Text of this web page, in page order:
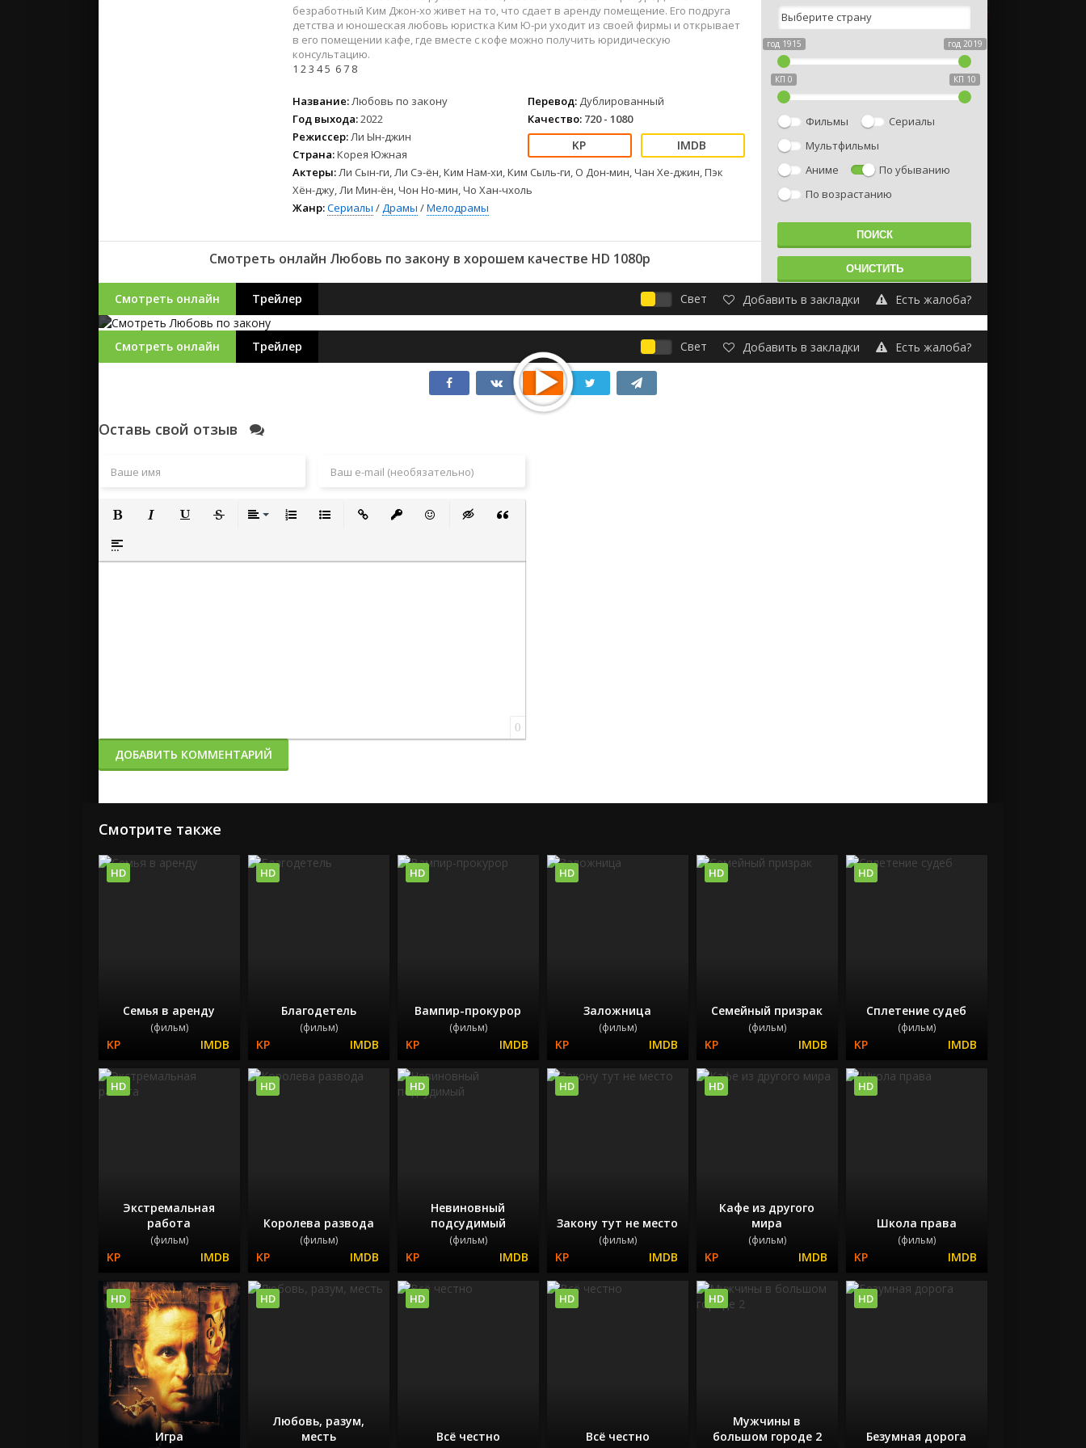
2022
2021
СССР
Зарубежные
Детские
Драмы
Спорт
Триллеры
Фэнтези
2022
2021
СССР
Фильмы из соцетей
безработный Ким Джон-хо живет на то, что сдает в аренду помещение. Его подруга
детства и юношеская любовь юристка Ким Ю-ри уходит из своей фирмы и открывает
в его помещении кафе, где вместе с кофе можно получить юридическую
консультацию.
1 23 45 67 8
Название:Любовь по закону
Год выхода:2022
Режиссер:Ли Ын-джин
Страна:Корея Южная
Перевод: Дублированный
Качество: 720 - 1080
Актеры:Ли Сын-ги, Ли Сэ-ён, Ким Нам-хи, Ким Сыль-ги, О Дон-мин, Чан Хе-джин, Пэк
Хён-джу, Ли Мин-ён, Чон Но-мин, Чо Хан-чхоль
Жанр:Сериалы /Драмы /Мелодрамы
Смотреть онлайн Любовь по закону в хорошем качестве HD 1080p
год 1915 год 2019
КП 0 КП 10
Фильмы
Сериалы
Мультфильмы
Аниме
По убыванию
По возрастанию
Смотреть онлайн Трейлер Свет Добавить в закладки Есть жалоба?
Смотреть онлайн Трейлер Свет Добавить в закладки Есть жалоба?
Оставь свой отзыв
Полужирный
Вставка спойлера
0
ДОБАВИТЬ КОММЕНТАРИЙ
Смотрите также
Семья в аренду
(фильм)
HD
Благодетель
(фильм)
HD
Вампир-прокурор
(фильм)
HD
Заложница
(фильм)
HD
Семейный призрак
(фильм)
HD
Сплетение судеб
(фильм)
HD
Экстремальная
работа
(фильм)
HD
Королева развода
(фильм)
HD
Невиновный
подсудимый
(фильм)
HD
Закону тут не место
(фильм)
HD
Кафе из другого
мира
(фильм)
HD
Школа права
(фильм)
HD
Игра
HD
Любовь, разум,
месть
HD
Всё честно
HD
Всё честно
HD
Мужчины в
большом городе 2
HD
Безумная дорога
HD